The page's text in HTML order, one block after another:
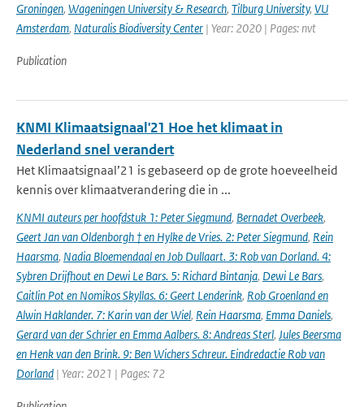
Groningen, Wageningen University & Research, Tilburg University, VU
Amsterdam, Naturalis Biodiversity Center | Year: 2020 | Pages: nvt
Publication
KNMI Klimaatsignaal'21 Hoe het klimaat in
Nederland snel verandert
Het Klimaatsignaal’21 is gebaseerd op de grote hoeveelheid
kennis over klimaatverandering die in ...
KNMI auteurs per hoofdstuk 1: Peter Siegmund, Bernadet Overbeek,
Geert Jan van Oldenborgh † en Hylke de Vries. 2: Peter Siegmund, Rein
Haarsma, Nadia Bloemendaal en Job Dullaart. 3: Rob van Dorland. 4:
Sybren Drijfhout en Dewi Le Bars. 5: Richard Bintanja, Dewi Le Bars,
Caitlin Pot en Nomikos Skyllas. 6: Geert Lenderink, Rob Groenland en
Alwin Haklander. 7: Karin van der Wiel, Rein Haarsma, Emma Daniels,
Gerard van der Schrier en Emma Aalbers. 8: Andreas Sterl, Jules Beersma
en Henk van den Brink. 9: Ben Wichers Schreur. Eindredactie Rob van
Dorland | Year: 2021 | Pages: 72